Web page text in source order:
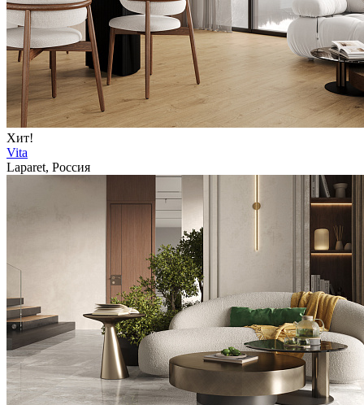
Хит!
Vita
Laparet, Россия